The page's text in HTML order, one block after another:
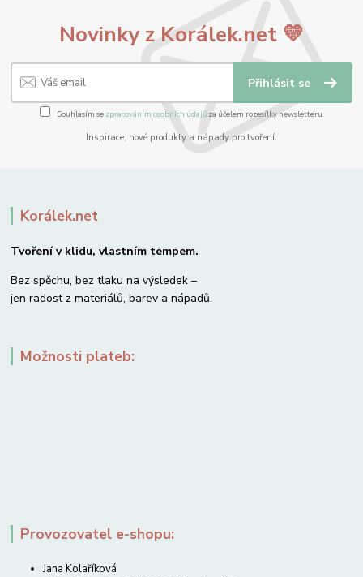
Novinky z Korálek.net 💛
Přihlásit se
Souhlasím se zpracováním osobních údajůza účelem rozesílky newsletteru.
Inspirace, nové produkty a nápady pro tvoření.
Korálek.net
Tvoření v klidu, vlastním tempem.
Bez spěchu, bez tlaku na výsledek –
jen radost z materiálů, barev a nápadů.
Možnosti plateb:
Provozovatel e-shopu:
Jana Kolaříková